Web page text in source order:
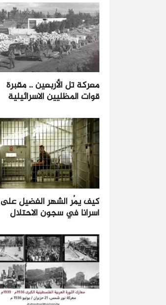
معركة تل الأربعين .. مقبرة
قوات المظليين الاسرائيلية
كيف يمُر الشهر الفضيل على
أسرانا في سجون الاحتلال